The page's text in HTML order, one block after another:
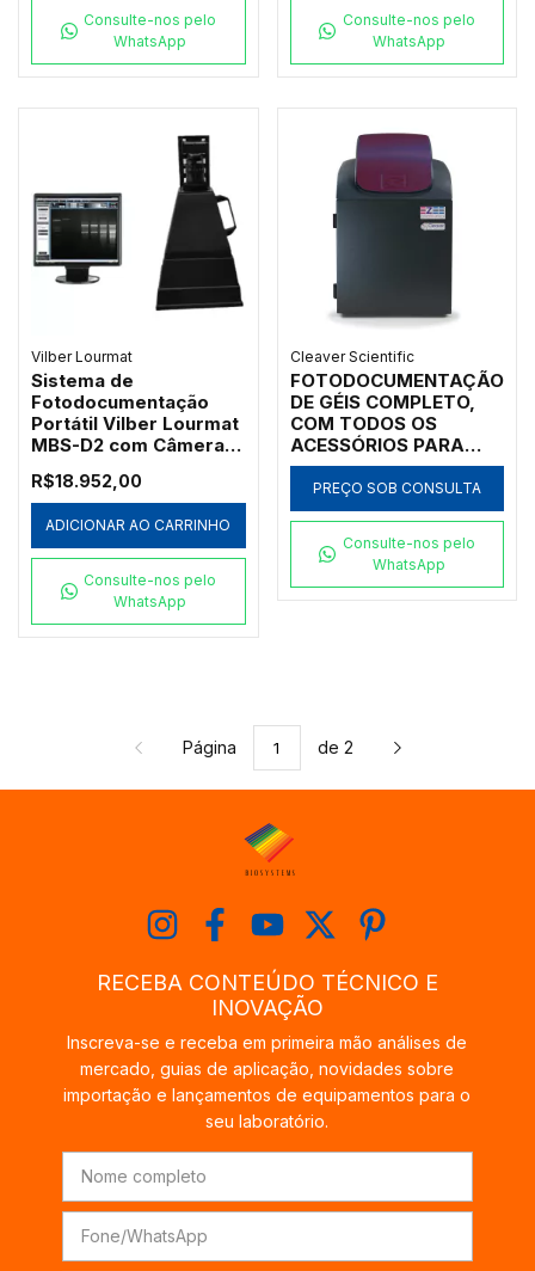
Consulte-nos pelo
WhatsApp
Consulte-nos pelo
WhatsApp
Vilber Lourmat
Sistema de
Fotodocumentação
Portátil Vilber Lourmat
MBS-D2 com Câmera
R$18.952,00
ADICIONAR AO CARRINHO
Consulte-nos pelo
WhatsApp
Cleaver Scientific
FOTODOCUMENTAÇÃO
DE GÉIS COMPLETO,
COM TODOS OS
ACESSÓRIOS PARA
EXECUTAR DIVERSAS
TÉCNICAS - MODELO:
CHEMIPROXS-9-E60-
PREÇO SOB CONSULTA
Consulte-nos pelo
WhatsApp
Página de 2
RECEBA CONTEÚDO TÉCNICO E
INOVAÇÃO
Inscreva-se e receba em primeira mão análises de
mercado, guias de aplicação, novidades sobre
importação e lançamentos de equipamentos para o
seu laboratório.